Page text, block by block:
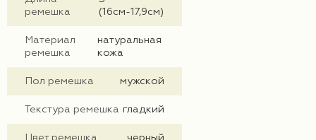
ремешка
(16см-17,9см)
Материал
ремешка
натуральная
кожа
Пол ремешка мужской
Текстура ремешка гладкий